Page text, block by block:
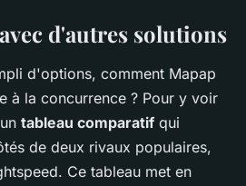
d'autres solutions
d'options, comment Mapap
à la concurrence ? Pour y voir
tableau comparatif qui
de deux rivaux populaires,
Ce tableau met en